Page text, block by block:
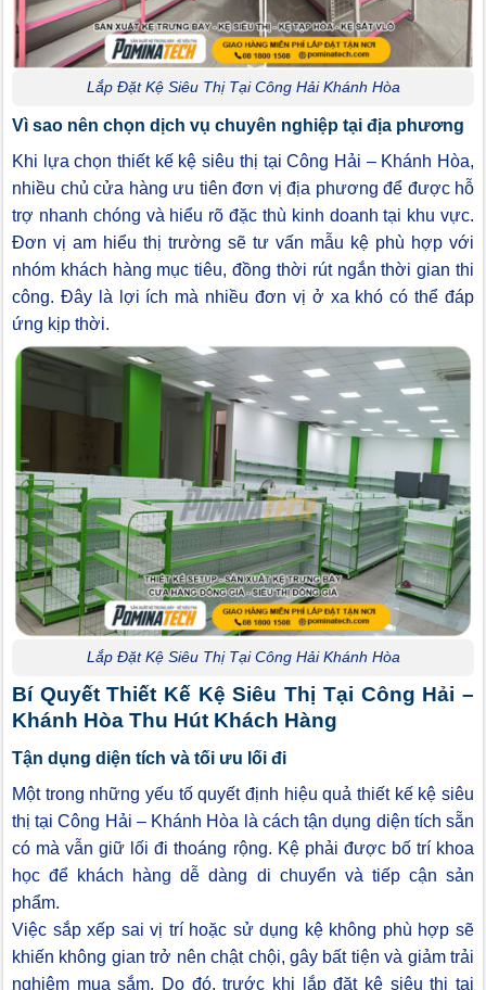
Lắp Đặt Kệ Siêu Thị Tại Công Hải Khánh Hòa
Vì sao nên chọn dịch vụ chuyên nghiệp tại địa phương
Khi lựa chọn thiết kế kệ siêu thị tại Công Hải – Khánh Hòa,
nhiều chủ cửa hàng ưu tiên đơn vị địa phương để được hỗ
trợ nhanh chóng và hiểu rõ đặc thù kinh doanh tại khu vực.
Đơn vị am hiểu thị trường sẽ tư vấn mẫu kệ phù hợp với
nhóm khách hàng mục tiêu, đồng thời rút ngắn thời gian thi
công. Đây là lợi ích mà nhiều đơn vị ở xa khó có thể đáp
ứng kịp thời.
Lắp Đặt Kệ Siêu Thị Tại Công Hải Khánh Hòa
Bí Quyết Thiết Kế Kệ Siêu Thị Tại Công Hải –
Khánh Hòa Thu Hút Khách Hàng
Tận dụng diện tích và tối ưu lối đi
Một trong những yếu tố quyết định hiệu quả thiết kế kệ siêu
thị tại Công Hải – Khánh Hòa là cách tận dụng diện tích sẵn
có mà vẫn giữ lối đi thoáng rộng. Kệ phải được bố trí khoa
học để khách hàng dễ dàng di chuyển và tiếp cận sản
phẩm.
Việc sắp xếp sai vị trí hoặc sử dụng kệ không phù hợp sẽ
khiến không gian trở nên chật chội, gây bất tiện và giảm trải
nghiệm mua sắm. Do đó, trước khi lắp đặt kệ siêu thị tại